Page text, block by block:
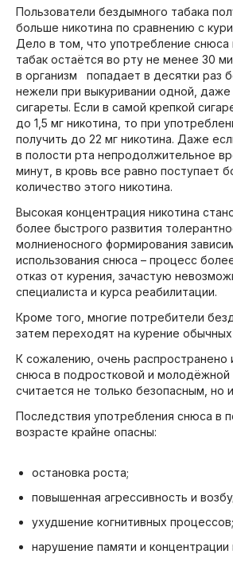
Пользователи бездымного табака
больше никотина по сравнению с
Дело в том, что употребление снюса
табак остаётся во рту не менее 30
в организм попадает в десятки раз
нежели при выкуривании одной, даже
сигареты. Если в самой крепкой
до 1,5 мг никотина, то при
получить до 22 мг никотина. Даже
в полости рта непродолжительное
минут, в кровь все равно поступает
количество этого никотина.
Высокая концентрация никотина
более быстрого развития
молниеносного формирования
использования снюса – процесс
отказ от курения, зачастую
специалиста и курса реабилитации.
Кроме того, многие потребители
затем переходят на курение обычных
К сожалению, очень распространено
снюса в подростковой и молодёжной
считается не только безопасным, но
Последствия употребления снюса в
возрасте крайне опасны:
остановка роста;
повышенная агрессивность и
ухудшение когнитивных процессов;
нарушение памяти и концентрации